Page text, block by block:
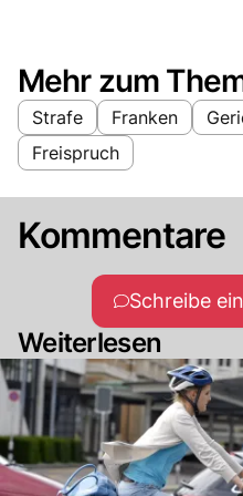
Mehr zum
Strafe Franken
Freispruch
Kommentare
Schreibe
Weiterlesen